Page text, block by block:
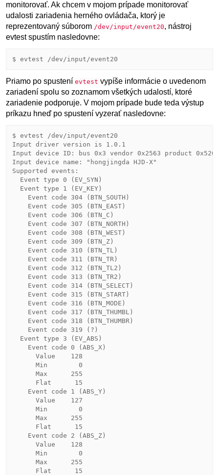
monitorovať. Ak chcem v mojom prípade monitorovať
udalosti zariadenia herného ovládača, ktorý je
reprezentovaný súborom /dev/input/event20, nástroj
evtest spustím nasledovne:
Priamo po spustení evtest vypíše informácie o uvedenom
zariadení spolu so zoznamom všetkých udalostí, ktoré
zariadenie podporuje. V mojom prípade bude teda výstup
príkazu hneď po spustení vyzerať nasledovne:
$ evtest /dev/input/event20
Input driver version is 1.0.1
Input device ID: bus 0x3 vendor 0x2563 product 0x526
Input device name: "hongjingda HJD-X"
Supported events:
  Event type 0 (EV_SYN)
  Event type 1 (EV_KEY)
    Event code 304 (BTN_SOUTH)
    Event code 305 (BTN_EAST)
    Event code 306 (BTN_C)
    Event code 307 (BTN_NORTH)
    Event code 308 (BTN_WEST)
    Event code 309 (BTN_Z)
    Event code 310 (BTN_TL)
    Event code 311 (BTN_TR)
    Event code 312 (BTN_TL2)
    Event code 313 (BTN_TR2)
    Event code 314 (BTN_SELECT)
    Event code 315 (BTN_START)
    Event code 316 (BTN_MODE)
    Event code 317 (BTN_THUMBL)
    Event code 318 (BTN_THUMBR)
    Event code 319 (?)
  Event type 3 (EV_ABS)
    Event code 0 (ABS_X)
      Value    128
      Min        0
      Max      255
      Flat      15
    Event code 1 (ABS_Y)
      Value    127
      Min        0
      Max      255
      Flat      15
    Event code 2 (ABS_Z)
      Value    128
      Min        0
      Max      255
      Flat      15